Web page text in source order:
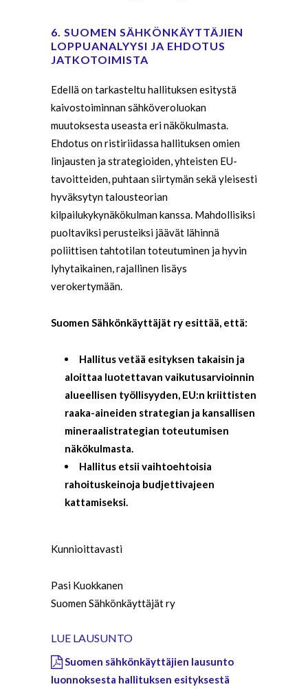
6. SUOMEN SÄHKÖNKÄYTTÄJIEN
LOPPUANALYYSI JA EHDOTUS
JATKOTOIMISTA
Edellä on tarkasteltu hallituksen esitystä
kaivostoiminnan sähköveroluokan
muutoksesta useasta eri näkökulmasta.
Ehdotus on ristiriidassa hallituksen omien
linjausten ja strategioiden, yhteisten EU-
tavoitteiden, puhtaan siirtymän sekä yleisesti
hyväksytyn talousteorian
kilpailukykynäkökulman kanssa. Mahdollisiksi
puoltaviksi perusteiksi jäävät lähinnä
poliittisen tahtotilan toteutuminen ja hyvin
lyhytaikainen, rajallinen lisäys
verokertymään.
Suomen Sähkönkäyttäjät ry esittää, että:
Hallitus vetää esityksen takaisin ja
aloittaa luotettavan vaikutusarvioinnin
alueellisen työllisyyden, EU:n kriittisten
raaka-aineiden strategian ja kansallisen
mineraalistrategian toteutumisen
näkökulmasta.
Hallitus etsii vaihtoehtoisia
rahoituskeinoja budjettivajeen
kattamiseksi.
Kunnioittavasti
Pasi Kuokkanen
Suomen Sähkönkäyttäjät ry
LUE LAUSUNTO
Suomen sähkönkäyttäjien lausunto
luonnoksesta hallituksen esityksestä